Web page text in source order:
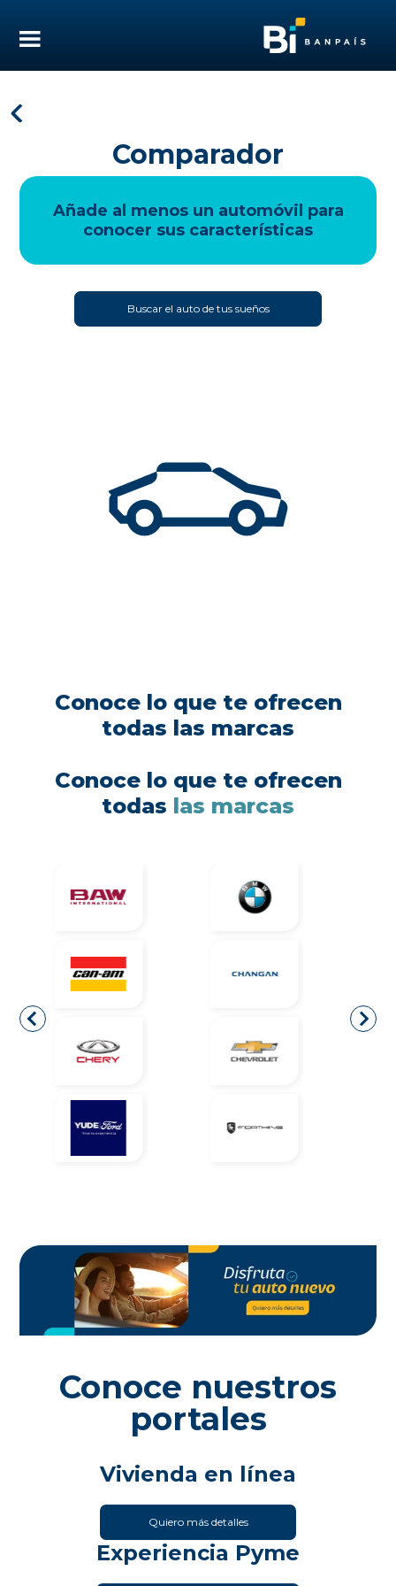
Comparador
Añade al menos un automóvil para
conocer sus características
Buscar el auto de tus sueños
Conoce lo que te ofrecen
todas las marcas
Conoce lo que te ofrecen
todas las marcas
Conoce nuestros
portales
Vivienda en línea
Quiero más detalles
Experiencia Pyme